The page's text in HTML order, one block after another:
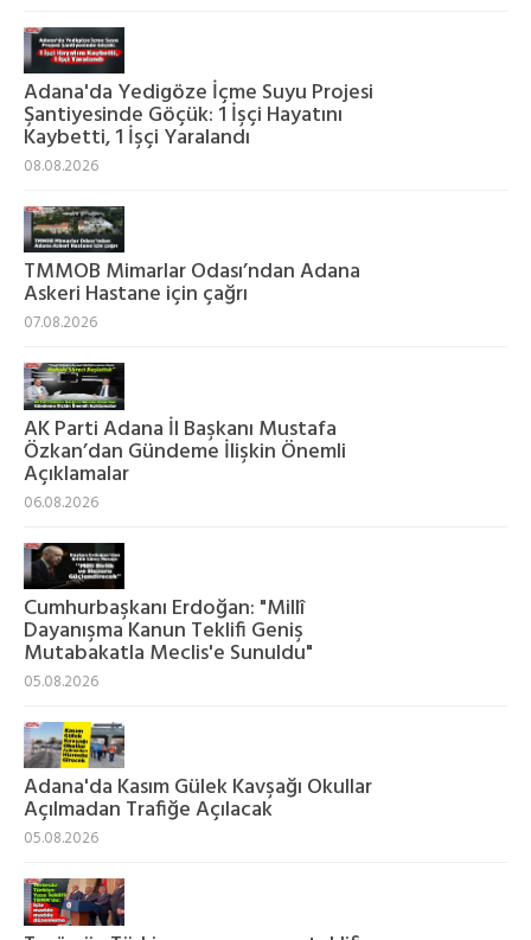
Adana'da Yedigöze İçme Suyu Projesi
Şantiyesinde Göçük: 1 İşçi Hayatını
Kaybetti, 1 İşçi Yaralandı
08.08.2026
TMMOB Mimarlar Odası’ndan Adana
Askeri Hastane için çağrı
07.08.2026
AK Parti Adana İl Başkanı Mustafa
Özkan’dan Gündeme İlişkin Önemli
Açıklamalar
06.08.2026
Cumhurbaşkanı Erdoğan: "Millî
Dayanışma Kanun Teklifi Geniş
Mutabakatla Meclis'e Sunuldu"
05.08.2026
Adana'da Kasım Gülek Kavşağı Okullar
Açılmadan Trafiğe Açılacak
05.08.2026